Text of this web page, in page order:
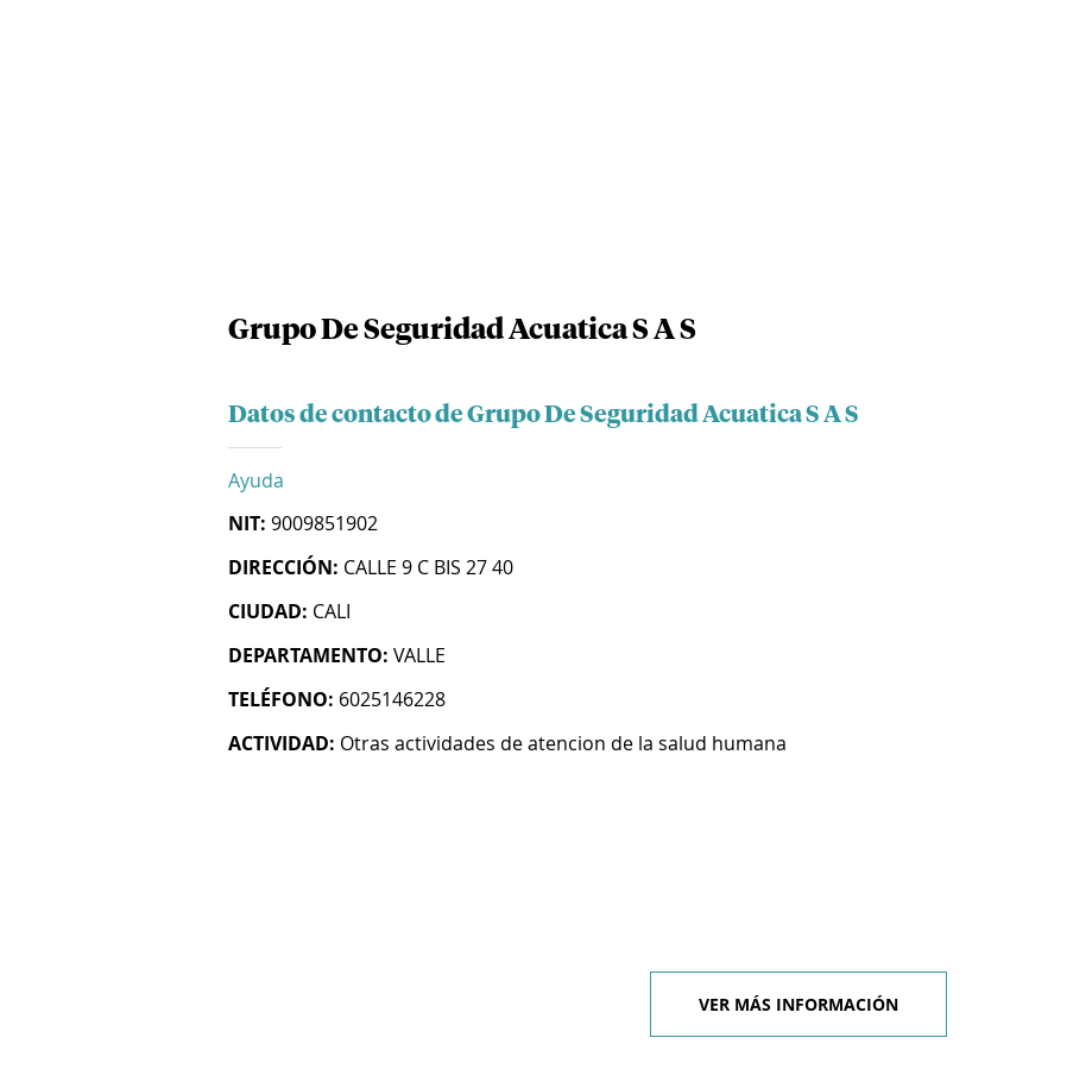
Grupo De Seguridad Acuatica S A S
Datos de contacto de Grupo De Seguridad Acuatica S A S
Ayuda
NIT: 9009851902
DIRECCIÓN: CALLE 9 C BIS 27 40
CIUDAD: CALI
DEPARTAMENTO: VALLE
TELÉFONO: 6025146228
ACTIVIDAD: Otras actividades de atencion de la salud humana
VER MÁS INFORMACIÓN